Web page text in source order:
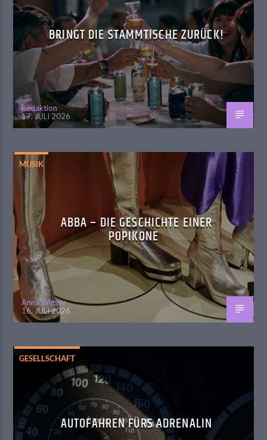
BRINGT DIE STAMMTISCHE ZURÜCK!
Redaktion
17. JULI 2026
MUSIK
ABBA – DIE GESCHICHTE EINER
POPIKONE
Anna Wigger
16. JULI 2026
GESELLSCHAFT
AUTOFAHREN FÜRS ADRENALIN